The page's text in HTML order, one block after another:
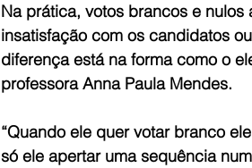
Na prática, votos brancos e
insatisfação com os candidatos
diferença está na forma como o
professora Anna Paula Mendes.
“Quando ele quer votar branco
só ele apertar uma sequência